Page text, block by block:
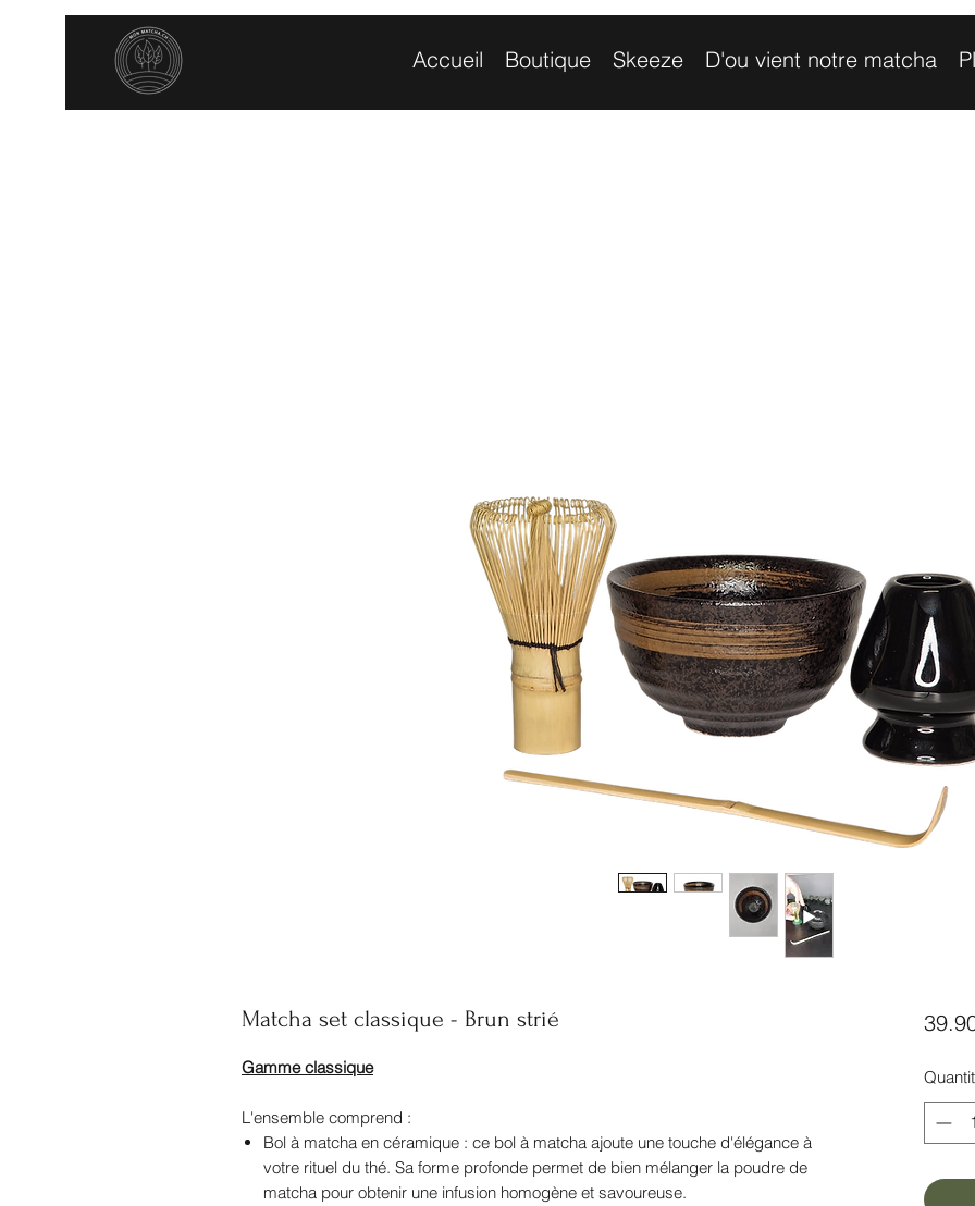
Accueil Boutique Skeeze D'ou vient notre matcha
Matcha set classique - Brun strié
Gamme classique
L'ensemble comprend :
Bol à matcha en céramique : ce bol à matcha ajoute une touche d'élégance à
votre rituel du thé. Sa forme profonde permet de bien mélanger la poudre de
matcha pour obtenir une infusion homogène et savoureuse.